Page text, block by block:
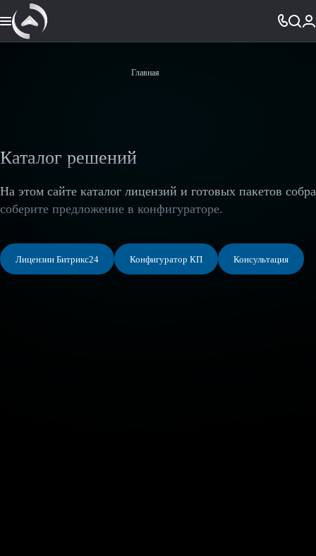
Главная
Каталог решений
На этом сайте каталог лицензий и готовых пакетов
соберите предложение в конфигураторе.
Лицензии Битрикс24 Конфигуратор КП Консультация